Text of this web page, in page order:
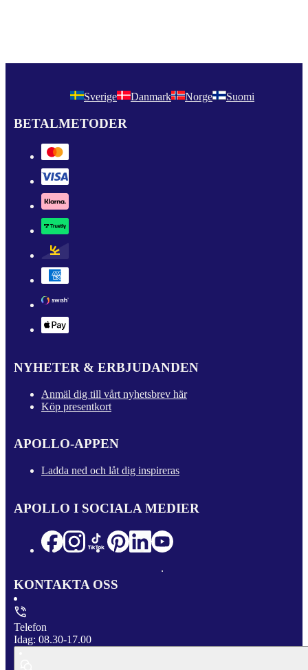
Sverige Danmark Norge Suomi
BETALMETODER
NYHETER & ERBJUDANDEN
Anmäl dig till vårt nyhetsbrev här
Köp presentkort
APOLLO-APPEN
Ladda ned och låt dig inspireras
APOLLO I SOCIALA MEDIER
KONTAKTA OSS
Telefon
Idag: 08.30-17.00